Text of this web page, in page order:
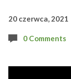
20 czerwca, 2021
0 Comments